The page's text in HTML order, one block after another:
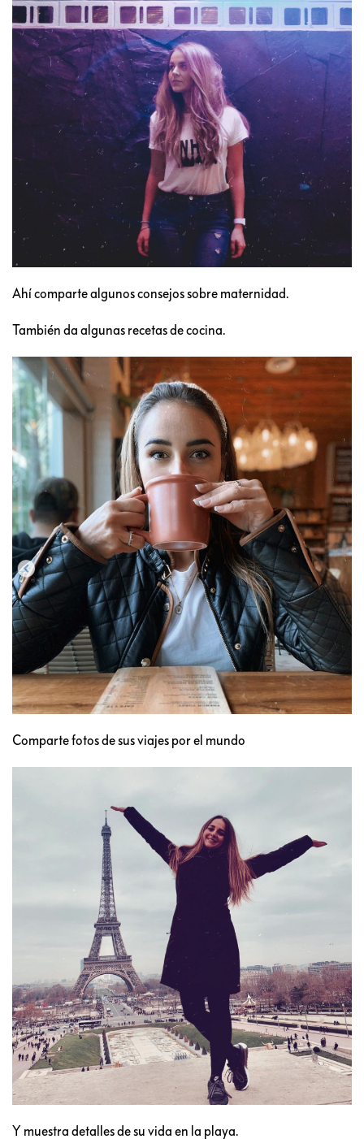
Ahí comparte algunos consejos sobre maternidad.
También da algunas recetas de cocina.
Comparte fotos de sus viajes por el mundo
Y muestra detalles de su vida en la playa.